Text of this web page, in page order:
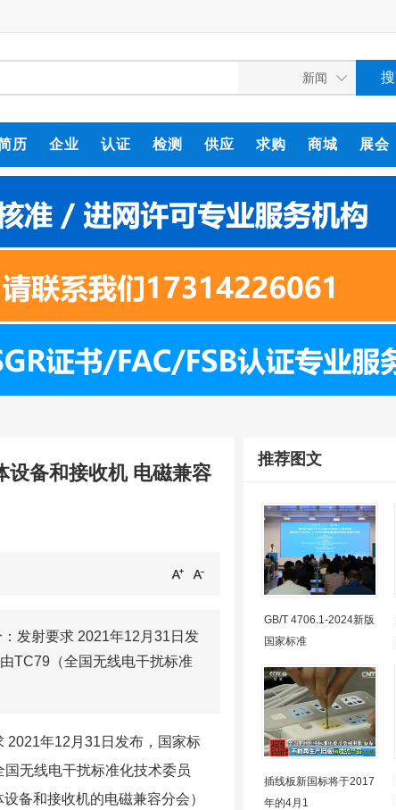
历 企业 认证 检测 供应 求购 商城 展会
设备和接收机 电磁兼容
发射要求 2021年12月31日发
TC79（全国无线电干扰标准
2021年12月31日发布，国家标
无线电干扰标准化技术委员
备和接收机的电磁兼容分会）
推荐图文
GB/T 4706.1-2024新版
国家标准
插线板新国标将于2017
年的4月1